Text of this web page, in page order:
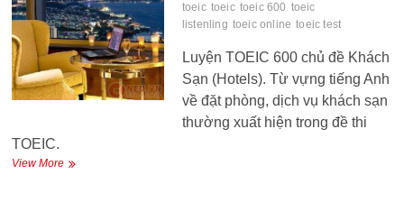
toeic toeic toeic 600 toeic
listenling toeic online toeic test
Luyện TOEIC 600 chủ đề Khách
Sạn (Hotels). Từ vựng tiếng Anh
về đặt phòng, dịch vụ khách sạn
thường xuất hiện trong đề thi
TOEIC.
View MoreTOEIC